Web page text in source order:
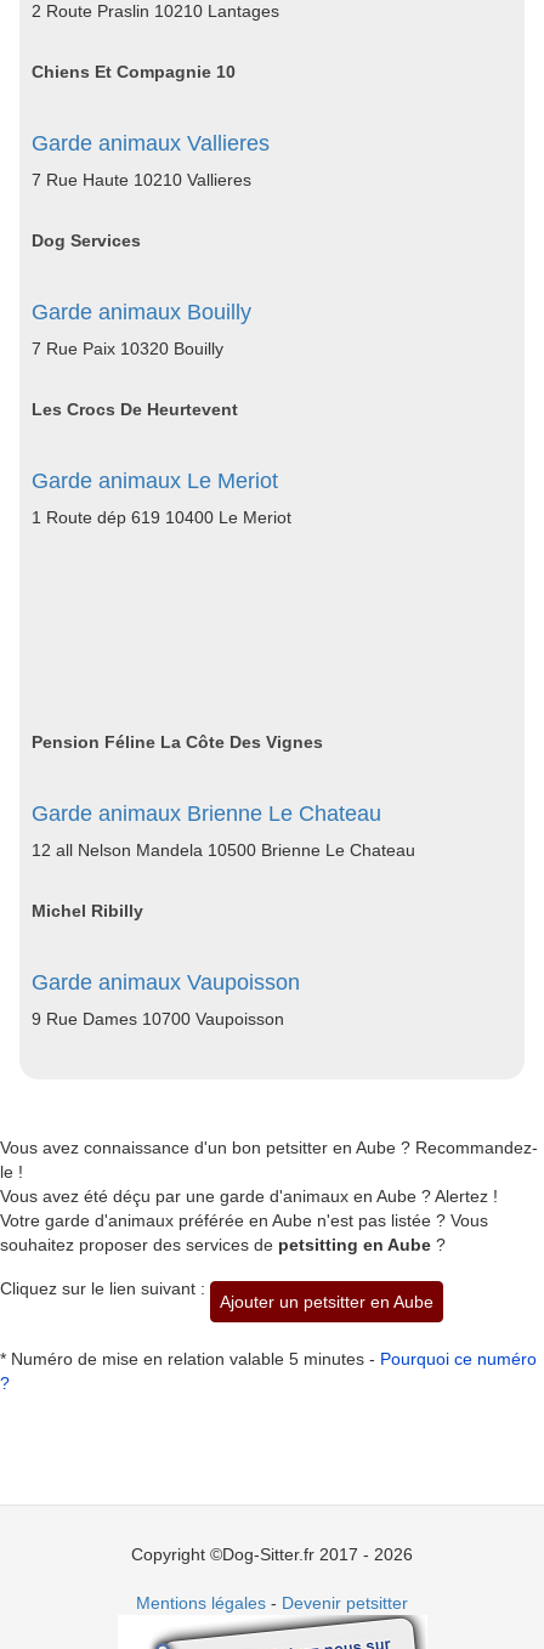
2 Route Praslin 10210 Lantages
Chiens Et Compagnie 10
Garde animaux Vallieres
7 Rue Haute 10210 Vallieres
Dog Services
Garde animaux Bouilly
7 Rue Paix 10320 Bouilly
Les Crocs De Heurtevent
Garde animaux Le Meriot
1 Route dép 619 10400 Le Meriot
Pension Féline La Côte Des Vignes
Garde animaux Brienne Le Chateau
12 all Nelson Mandela 10500 Brienne Le Chateau
Michel Ribilly
Garde animaux Vaupoisson
9 Rue Dames 10700 Vaupoisson
Vous avez connaissance d'un bon petsitter en Aube ? Recommandez-
le !
Vous avez été déçu par une garde d'animaux en Aube ? Alertez !
Votre garde d'animaux préférée en Aube n'est pas listée ? Vous
souhaitez proposer des services de petsitting en Aube ?
Cliquez sur le lien suivant :
Ajouter un petsitter en Aube
* Numéro de mise en relation valable 5 minutes - Pourquoi ce numéro
?
Copyright ©Dog-Sitter.fr 2017 - 2026
Mentions légales - Devenir petsitter